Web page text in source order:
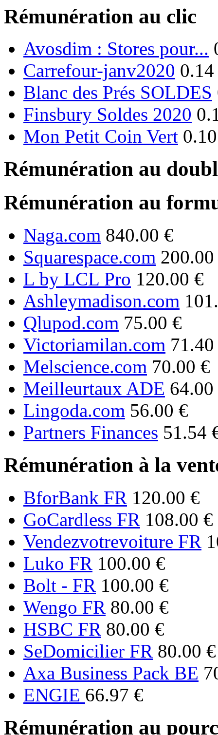
Rémunération au clic
Avosdim : Stores pour...
Carrefour-janv2020
Blanc des Prés SOLDES
Finsbury Soldes 2020
Mon Petit Coin Vert
Rémunération au
Rémunération au
Naga.com 840.00 €
Squarespace.com
L by LCL Pro 120.00 €
Ashleymadison.com
Qlupod.com 75.00 €
Victoriamilan.com
Melscience.com 70.00 €
Meilleurtaux ADE 64.00
Lingoda.com 56.00 €
Partners Finances 51.54
Rémunération à la
BforBank FR 120.00 €
GoCardless FR 108.00 €
Vendezvotrevoiture FR
Luko FR 100.00 €
Bolt - FR 100.00 €
Wengo FR 80.00 €
HSBC FR 80.00 €
SeDomicilier FR 80.00 €
Axa Business Pack BE
ENGIE 66.97 €
Rémunération au